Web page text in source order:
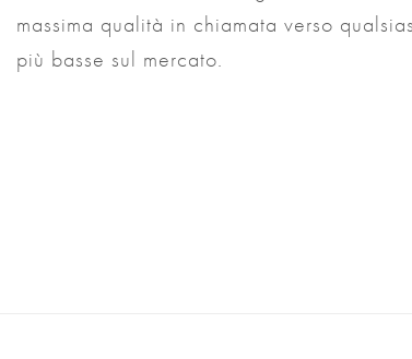
massima qualità in chiamata verso
più basse sul mercato.